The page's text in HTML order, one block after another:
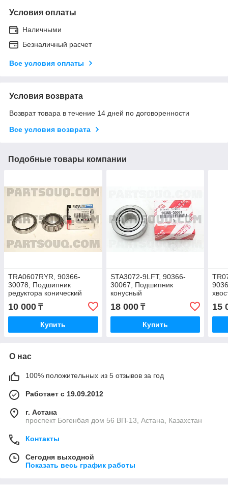
Условия оплаты
Наличными
Безналичный расчет
Все условия оплаты
Условия возврата
Возврат товара в течение 14 дней по договоренности
Все условия возврата
Подобные товары компании
TRA0607RYR, 90366-
30078, Подшипник
редуктора конический
однорядный, 30х72х21,
KOYO, JAPAN
10 000 ₸
Купить
STA3072-9LFT, 90366-
30067, Подшипник
конусный
дифференциала
TOYOTA, KOYO JAPAN,
30-72-24
18 000₸
Купить
15
О нас
100% положительных из 5 отзывов за год
Работает с 19.09.2012
г. Астана
проспект Богенбая дом 56 ВП-13, Астана, Казахстан
Контакты
Сегодня выходной
Показать весь график работы